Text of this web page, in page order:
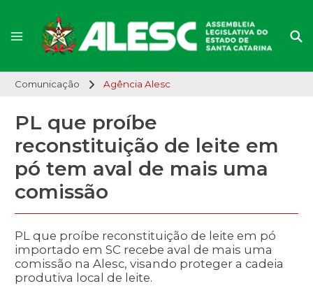
Comunicação Agência Alesc
PL que proíbe
reconstituição de leite em
pó tem aval de mais uma
comissão
PL que proíbe reconstituição de leite em pó
importado em SC recebe aval de mais uma
comissão na Alesc, visando proteger a cadeia
produtiva local de leite.